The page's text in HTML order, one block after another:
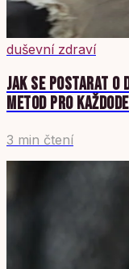
duševní zdraví
JAK SE POSTARAT O
METOD PRO
3 min čtení